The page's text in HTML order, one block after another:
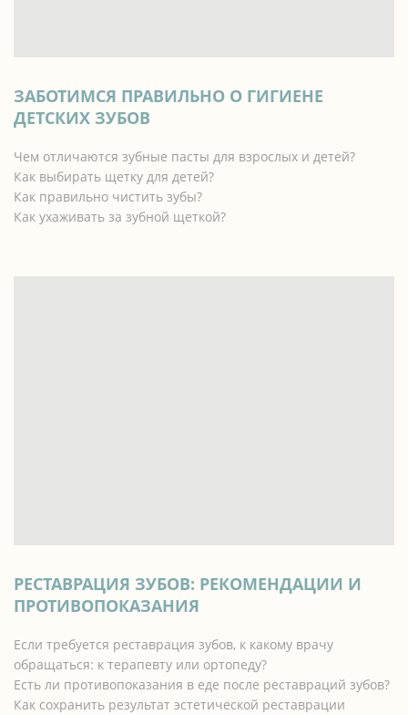
ЗАБОТИМСЯ ПРАВИЛЬНО О ГИГИЕНЕ
ДЕТСКИХ ЗУБОВ
Чем отличаются зубные пасты для взрослых и детей?
Как выбирать щетку для детей?
Как правильно чистить зубы?
Как ухаживать за зубной щеткой?
РЕСТАВРАЦИЯ ЗУБОВ: РЕКОМЕНДАЦИИ И
ПРОТИВОПОКАЗАНИЯ
Если требуется реставрация зубов, к какому врачу
обращаться: к терапевту или ортопеду?
Есть ли противопоказания в еде после реставраций зубов?
Как сохранить результат эстетической реставрации